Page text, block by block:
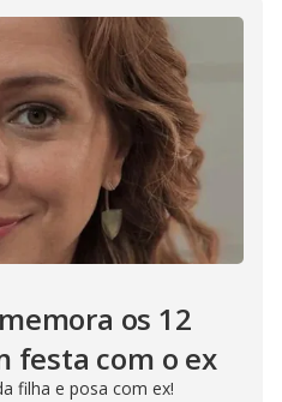
os 12
festa com o ex
filha e posa com ex!